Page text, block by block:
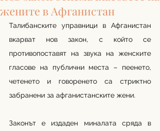
жените в Афганистан
Талибанските управници в Афганистан
вкарват нов закон, с който се
противопоставят на звука на женските
гласове на публични места – пеенето,
четенето и говоренето са стриктно
забранени за афганистанските жени.
Законът е издаден миналата сряда в